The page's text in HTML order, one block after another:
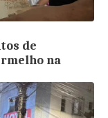
de
na